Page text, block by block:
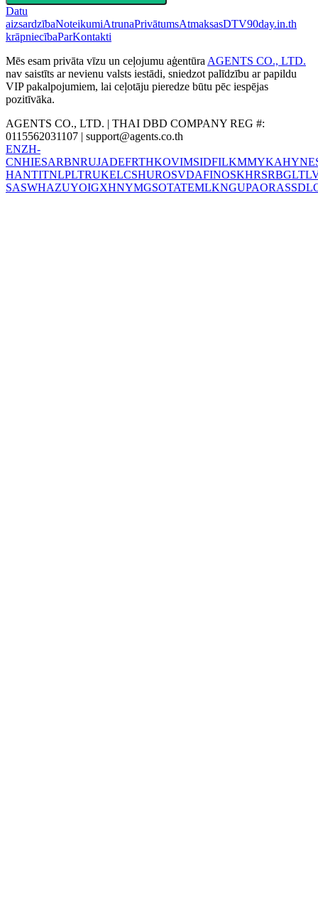
Datu
aizsardzībaNoteikumiAtrunaPrivātumsAtmaksasDTV90day.in.th
krāpniecībaParKontakti
Mēs esam privāta vīzu un ceļojumu aģentūra AGENTS CO., LTD.
nav saistīts ar nevienu valsts iestādi, sniedzot palīdzību ar papildu
VIP pakalpojumiem, lai ceļotāju pieredze būtu pēc iespējas
pozitīvāka.
AGENTS CO., LTD. | THAI DBD COMPANY REG #:
0115562031107 | support@agents.co.th
ENZH-
CNHIESARBNRUJADEFRTHKOVIMSIDFILKMMYKAHYNE
HANTITNLPLTRUKELCSHUROSVDAFINOSKHRSRBGLT
SASWHAZUYOIGXHNYMGSOTATEMLKNGUPAORASSD